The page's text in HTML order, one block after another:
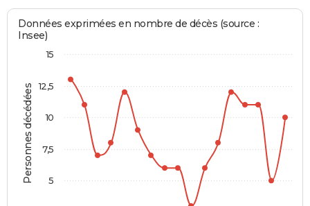
Personnes décédées
Données exprimées en nombre de décès (source :
Insee)
5
7,5
10
12,5
15